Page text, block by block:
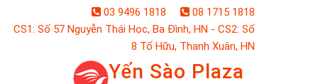
03 9496 1818
08 1715 1818
CS1: Số 57 Nguyễn Thái Học, Ba Đình, HN - CS2: Số
8 Tố Hữu, Thanh Xuân, HN
Yến Sào Plaza